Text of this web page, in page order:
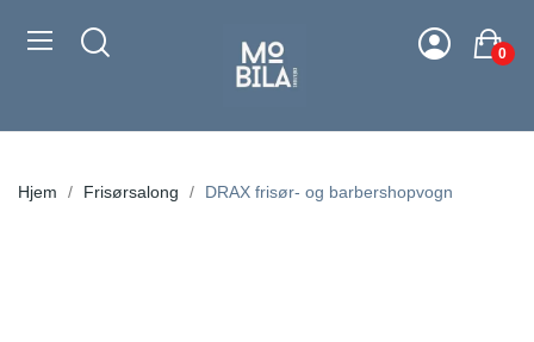
0
Hjem Frisørsalong DRAX frisør- og barbershopvogn